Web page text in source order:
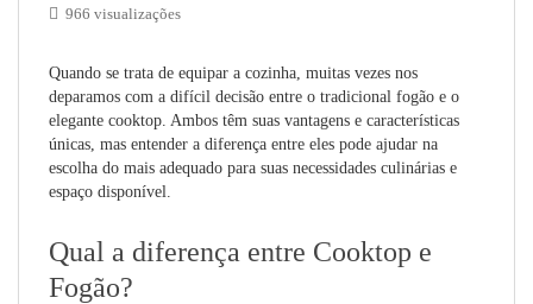
966 visualizações
Quando se trata de equipar a cozinha, muitas vezes nos
deparamos com a difícil decisão entre o tradicional fogão e o
elegante cooktop. Ambos têm suas vantagens e características
únicas, mas entender a diferença entre eles pode ajudar na
escolha do mais adequado para suas necessidades culinárias e
espaço disponível.
Qual a diferença entre Cooktop e
Fogão?